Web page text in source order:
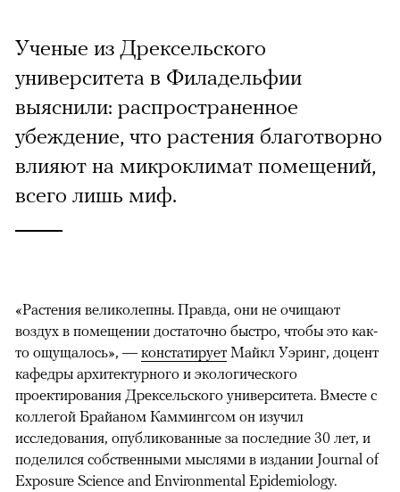
Ученые из Дрексельского
университета в Филадельфии
выяснили: распространенное
убеждение, что растения благотворно
влияют на микроклимат помещений,
всего лишь миф.
«Растения великолепны. Правда, они не очищают
воздух в помещении достаточно быстро, чтобы это как-
то ощущалось», — констатирует Майкл Уэринг, доцент
кафедры архитектурного и экологического
проектирования Дрексельского университета. Вместе с
коллегой Брайаном Каммингсом он изучил
исследования, опубликованные за последние 30 лет, и
поделился собственными мыслями в издании Journal of
Exposure Science and Environmental Epidemiology.